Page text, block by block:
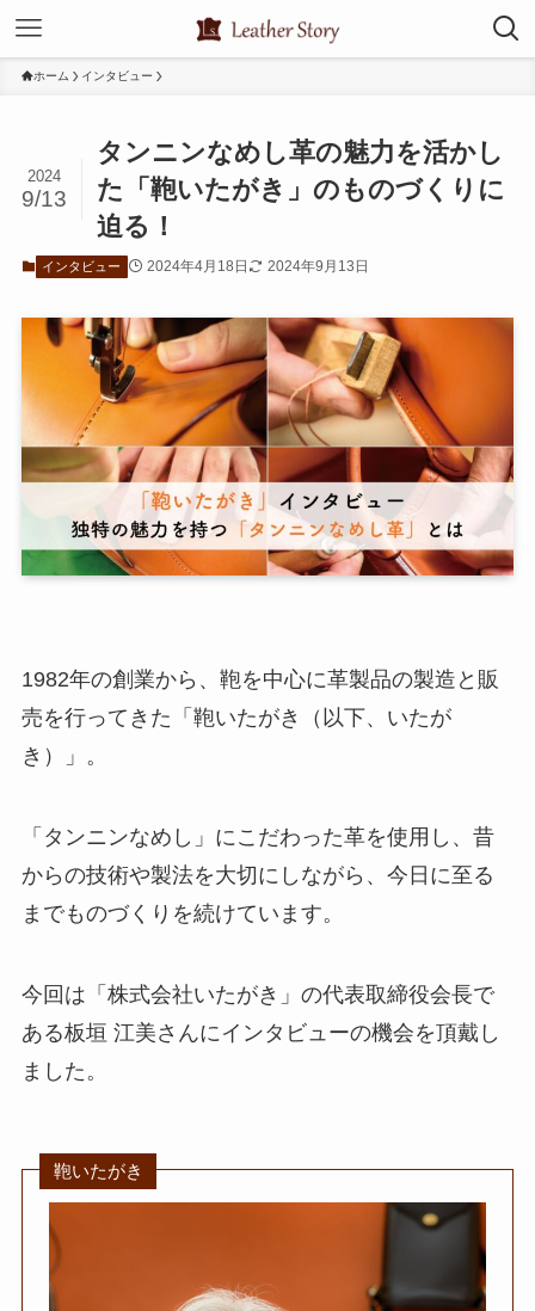
ホーム インタビュー
タンニンなめし革の魅力を活かし
た「鞄いたがき」のものづくりに
迫る！
2024
9/13
インタビュー 2024年4月18日 2024年9月13日
1982年の創業から、鞄を中心に革製品の製造と販
売を行ってきた「鞄いたがき（以下、いたが
き）」。
「タンニンなめし」にこだわった革を使用し、昔
からの技術や製法を大切にしながら、今日に至る
までものづくりを続けています。
今回は「株式会社いたがき」の代表取締役会長で
ある板垣 江美さんにインタビューの機会を頂戴し
ました。
鞄いたがき